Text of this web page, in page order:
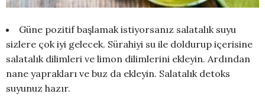
Güne pozitif başlamak istiyorsanız salatalık suyu
sizlere çok iyi gelecek. Sürahiyi su ile doldurup içerisine
salatalık dilimleri ve limon dilimlerini ekleyin. Ardından
nane yaprakları ve buz da ekleyin. Salatalık detoks
suyunuz hazır.